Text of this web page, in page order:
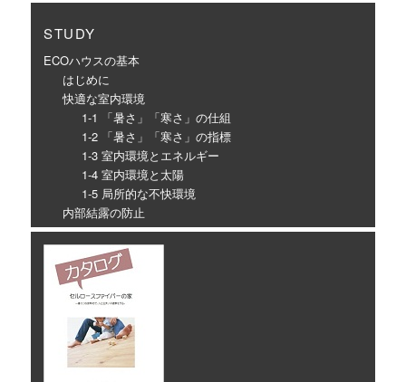
STUDY
ECOハウスの基本
はじめに
快適な室内環境
1-1 「暑さ」「寒さ」の仕組
1-2 「暑さ」「寒さ」の指標
1-3 室内環境とエネルギー
1-4 室内環境と太陽
1-5 局所的な不快環境
内部結露の防止